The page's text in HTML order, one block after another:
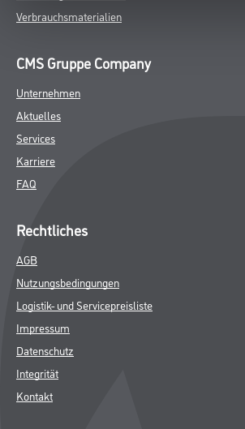
Verbrauchsmaterialien
CMS Gruppe Company
Unternehmen
Aktuelles
Services
Karriere
FAQ
Rechtliches
AGB
Nutzungsbedingungen
Logistik- und Servicepreisliste
Impressum
Datenschutz
Integrität
Kontakt